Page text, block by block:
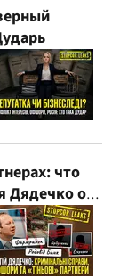
что
Дядечко от